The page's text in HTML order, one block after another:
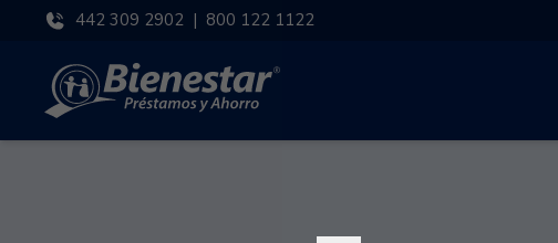
442 309 2902 | 800 122 1122